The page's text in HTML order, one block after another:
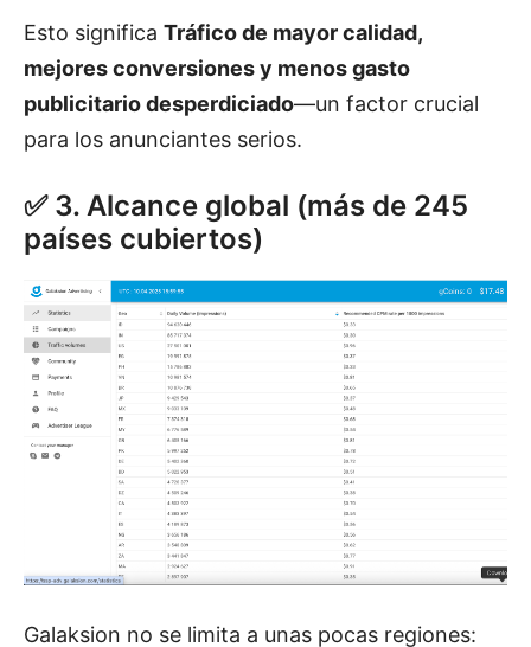
Esto significa Tráfico de mayor calidad,
mejores conversiones y menos gasto
publicitario desperdiciado—un factor crucial
para los anunciantes serios.
✅ 3. Alcance global (más de 245
países cubiertos)
Galaksion no se limita a unas pocas regiones: